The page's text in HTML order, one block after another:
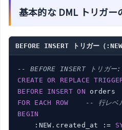
基本的な DML トリガー
BEFORE INSERT トリガー（
-- BEFORE INSERT トリガ
CREATE
OR REPLACE
BEFORE
INSERT ON
FOR
EACH ROW
-- 行レベ
BEGIN
    :NEW.created_at :=